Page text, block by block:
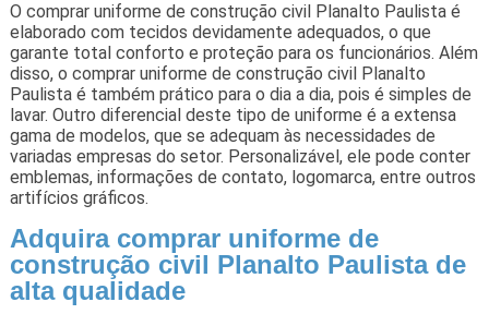
O comprar uniforme de construção civil Planalto Paulista é
elaborado com tecidos devidamente adequados, o que
garante total conforto e proteção para os funcionários. Além
disso, o comprar uniforme de construção civil Planalto
Paulista é também prático para o dia a dia, pois é simples de
lavar. Outro diferencial deste tipo de uniforme é a extensa
gama de modelos, que se adequam às necessidades de
variadas empresas do setor. Personalizável, ele pode conter
emblemas, informações de contato, logomarca, entre outros
artifícios gráficos.
Adquira comprar uniforme de
construção civil Planalto Paulista de
alta qualidade